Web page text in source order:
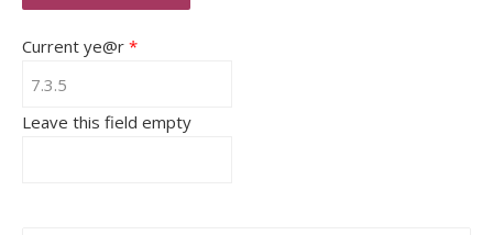
Current ye@r *
Leave this field empty